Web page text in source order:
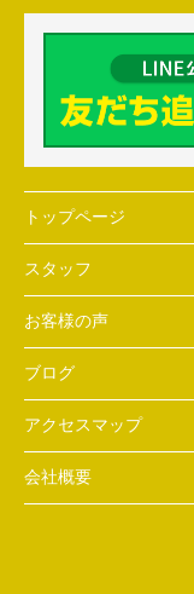
トップページ
スタッフ
お客様の声
ブログ
アクセスマップ
会社概要